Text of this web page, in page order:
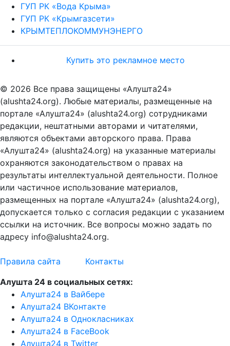
ГУП РК «Вода Крыма»
ГУП РК «Крымгазсети»
КРЫМТЕПЛОКОММУНЭНЕРГО
Купить это рекламное место
© 2026 Все права защищены «Алушта24»
(alushta24.org). Любые материалы, размещенные на
портале «Алушта24» (alushta24.org) сотрудниками
редакции, нештатными авторами и читателями,
являются объектами авторского права. Права
«Алушта24» (alushta24.org) на указанные материалы
охраняются законодательством о правах на
результаты интеллектуальной деятельности. Полное
или частичное использование материалов,
размещенных на портале «Алушта24» (alushta24.org),
допускается только с согласия редакции с указанием
ссылки на источник. Все вопросы можно задать по
адресу info@alushta24.org.
Правила сайта
Контакты
Алушта 24 в социальных сетях:
Алушта24 в Вайбере
Алушта24 ВКонтакте
Алушта24 в Однокласниках
Алушта24 в FaceBook
Алушта24 в Twitter